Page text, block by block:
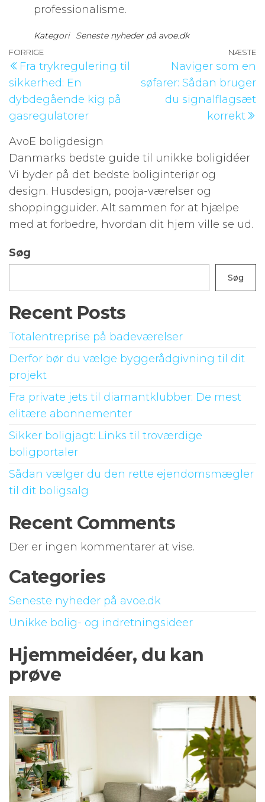
professionalisme.
Kategori Seneste nyheder på avoe.dk
Indlægsnavigation
Forrige
indlæg
FORRIGE
Fra trykregulering til
sikkerhed: En
dybdegående kig på
gasregulatorer
NÆSTE
Naviger som en
søfarer: Sådan bruger
du signalflagsæt
korrekt
AvoE boligdesign
Danmarks bedste guide til unikke boligidéer
Vi byder på det bedste boliginteriør og
design. Husdesign, pooja-værelser og
shoppingguider. Alt sammen for at hjælpe
med at forbedre, hvordan dit hjem ville se ud.
Søg
Søg
Recent Posts
Totalentreprise på badeværelser
Derfor bør du vælge byggerådgivning til dit
projekt
Fra private jets til diamantklubber: De mest
elitære abonnementer
Sikker boligjagt: Links til troværdige
boligportaler
Sådan vælger du den rette ejendomsmægler
til dit boligsalg
Recent Comments
Der er ingen kommentarer at vise.
Categories
Seneste nyheder på avoe.dk
Unikke bolig- og indretningsideer
Hjemmeidéer, du kan
prøve